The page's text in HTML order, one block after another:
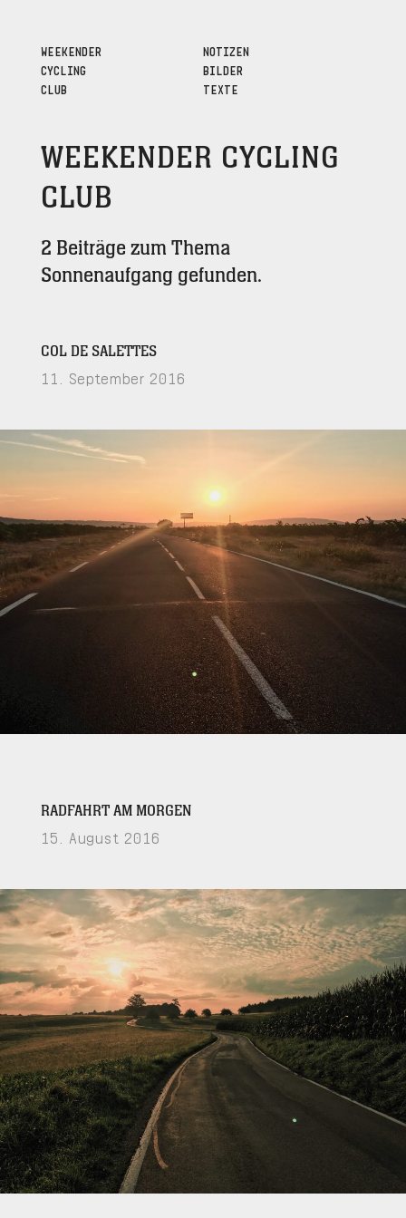
WEEKENDER
CYCLING
CLUB
NOTIZEN
BILDER
TEXTE
WEEKENDER CYCLING
CLUB
2 Beiträge zum Thema
Sonnenaufgang gefunden.
COL DE SALETTES
11. September 2016
RADFAHRT AM MORGEN
15. August 2016